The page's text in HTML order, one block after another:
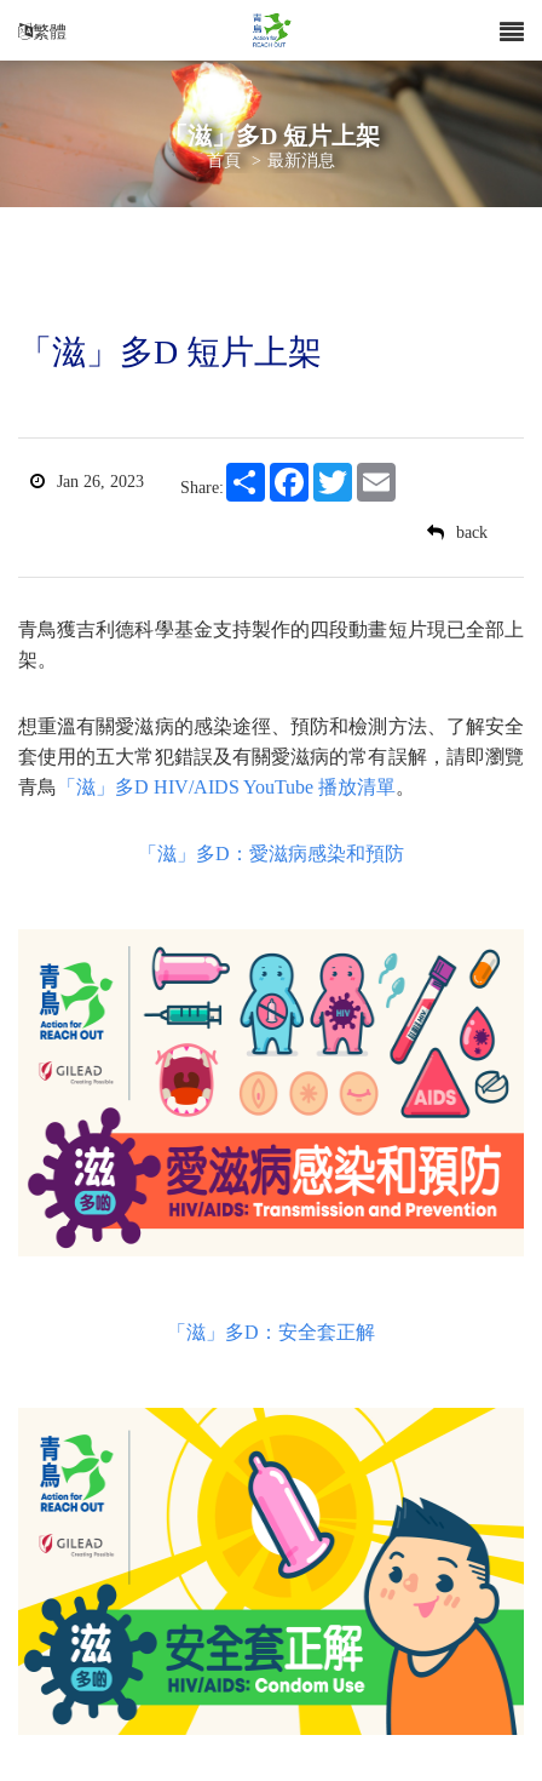
繁體
「滋」多D 短片上架
首頁 > 最新消息
「滋」多D 短片上架
Jan 26, 2023 Share:
Share FacebookTwitterEmail
back
青鳥獲吉利德科學基金支持製作的四段動畫短片現已全部上
架。
想重溫有關愛滋病的感染途徑、預防和檢測方法、了解安全
套使用的五大常犯錯誤及有關愛滋病的常有誤解，請即瀏覽
青鳥 「滋」多D HIV/AIDS YouTube 播放清單。
「滋」多D：愛滋病感染和預防
「滋」多D：安全套正解